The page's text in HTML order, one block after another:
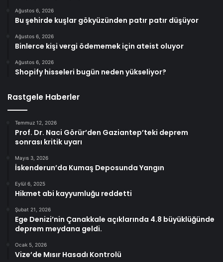
Ağustos 6, 2026
Bu şehirde kuşlar gökyüzünden patır patır düşüyor
Ağustos 6, 2026
Binlerce kişi vergi ödememek için ateist oluyor
Ağustos 6, 2026
Shopify hisseleri bugün neden yükseliyor?
Rastgele Haberler
Temmuz 12, 2026
Prof. Dr. Naci Görür’den Gaziantep’teki deprem
sonrası kritik uyarı
Mayıs 3, 2026
İskenderun’da Kumaş Deposunda Yangın
Eylül 6, 2025
Hikmet abi kayyumluğu reddetti
Şubat 21, 2026
Ege Denizi’nin Çanakkale açıklarında 4.8 büyüklüğünde
deprem meydana geldi.
Ocak 5, 2026
Vize’de Mısır Hasadı Kontrolü